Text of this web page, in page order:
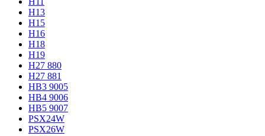
H13
H15
H16
H18
H19
H27 880
H27 881
HB3 9005
HB4 9006
HB5 9007
PSX24W
PSX26W